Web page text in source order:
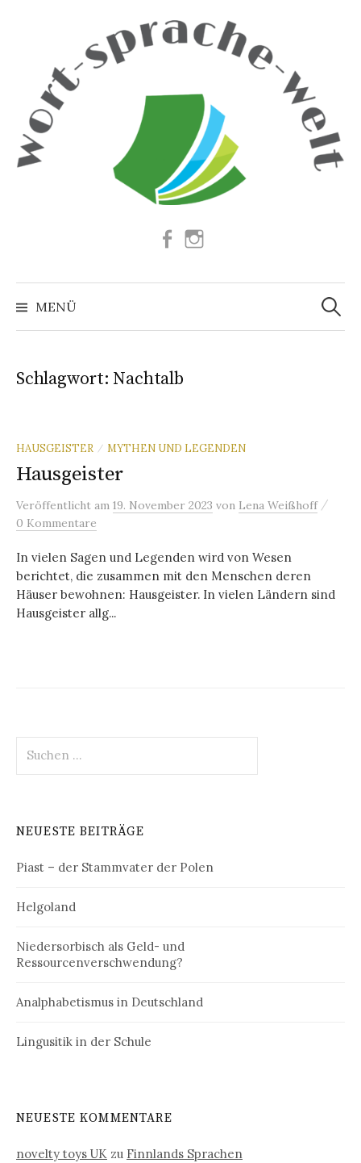
Facebook
MENÜ
Suchen
nach:
Schlagwort: Nachtalb
HAUSGEISTER / MYTHEN UND LEGENDEN
Hausgeister
Veröffentlicht am 19. November 2023 von Lena Weißhoff /
0 Kommentare
In vielen Sagen und Legenden wird von Wesen
berichtet, die zusammen mit den Menschen deren
Häuser bewohnen: Hausgeister. In vielen Ländern sind
Hausgeister allg...
nach:
NEUESTE BEITRÄGE
Piast – der Stammvater der Polen
Helgoland
Niedersorbisch als Geld- und
Ressourcenverschwendung?
Analphabetismus in Deutschland
Lingusitik in der Schule
NEUESTE KOMMENTARE
novelty toys UK zu Finnlands Sprachen